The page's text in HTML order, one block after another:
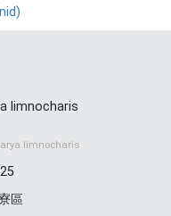
limnocharis
limnocharis
區